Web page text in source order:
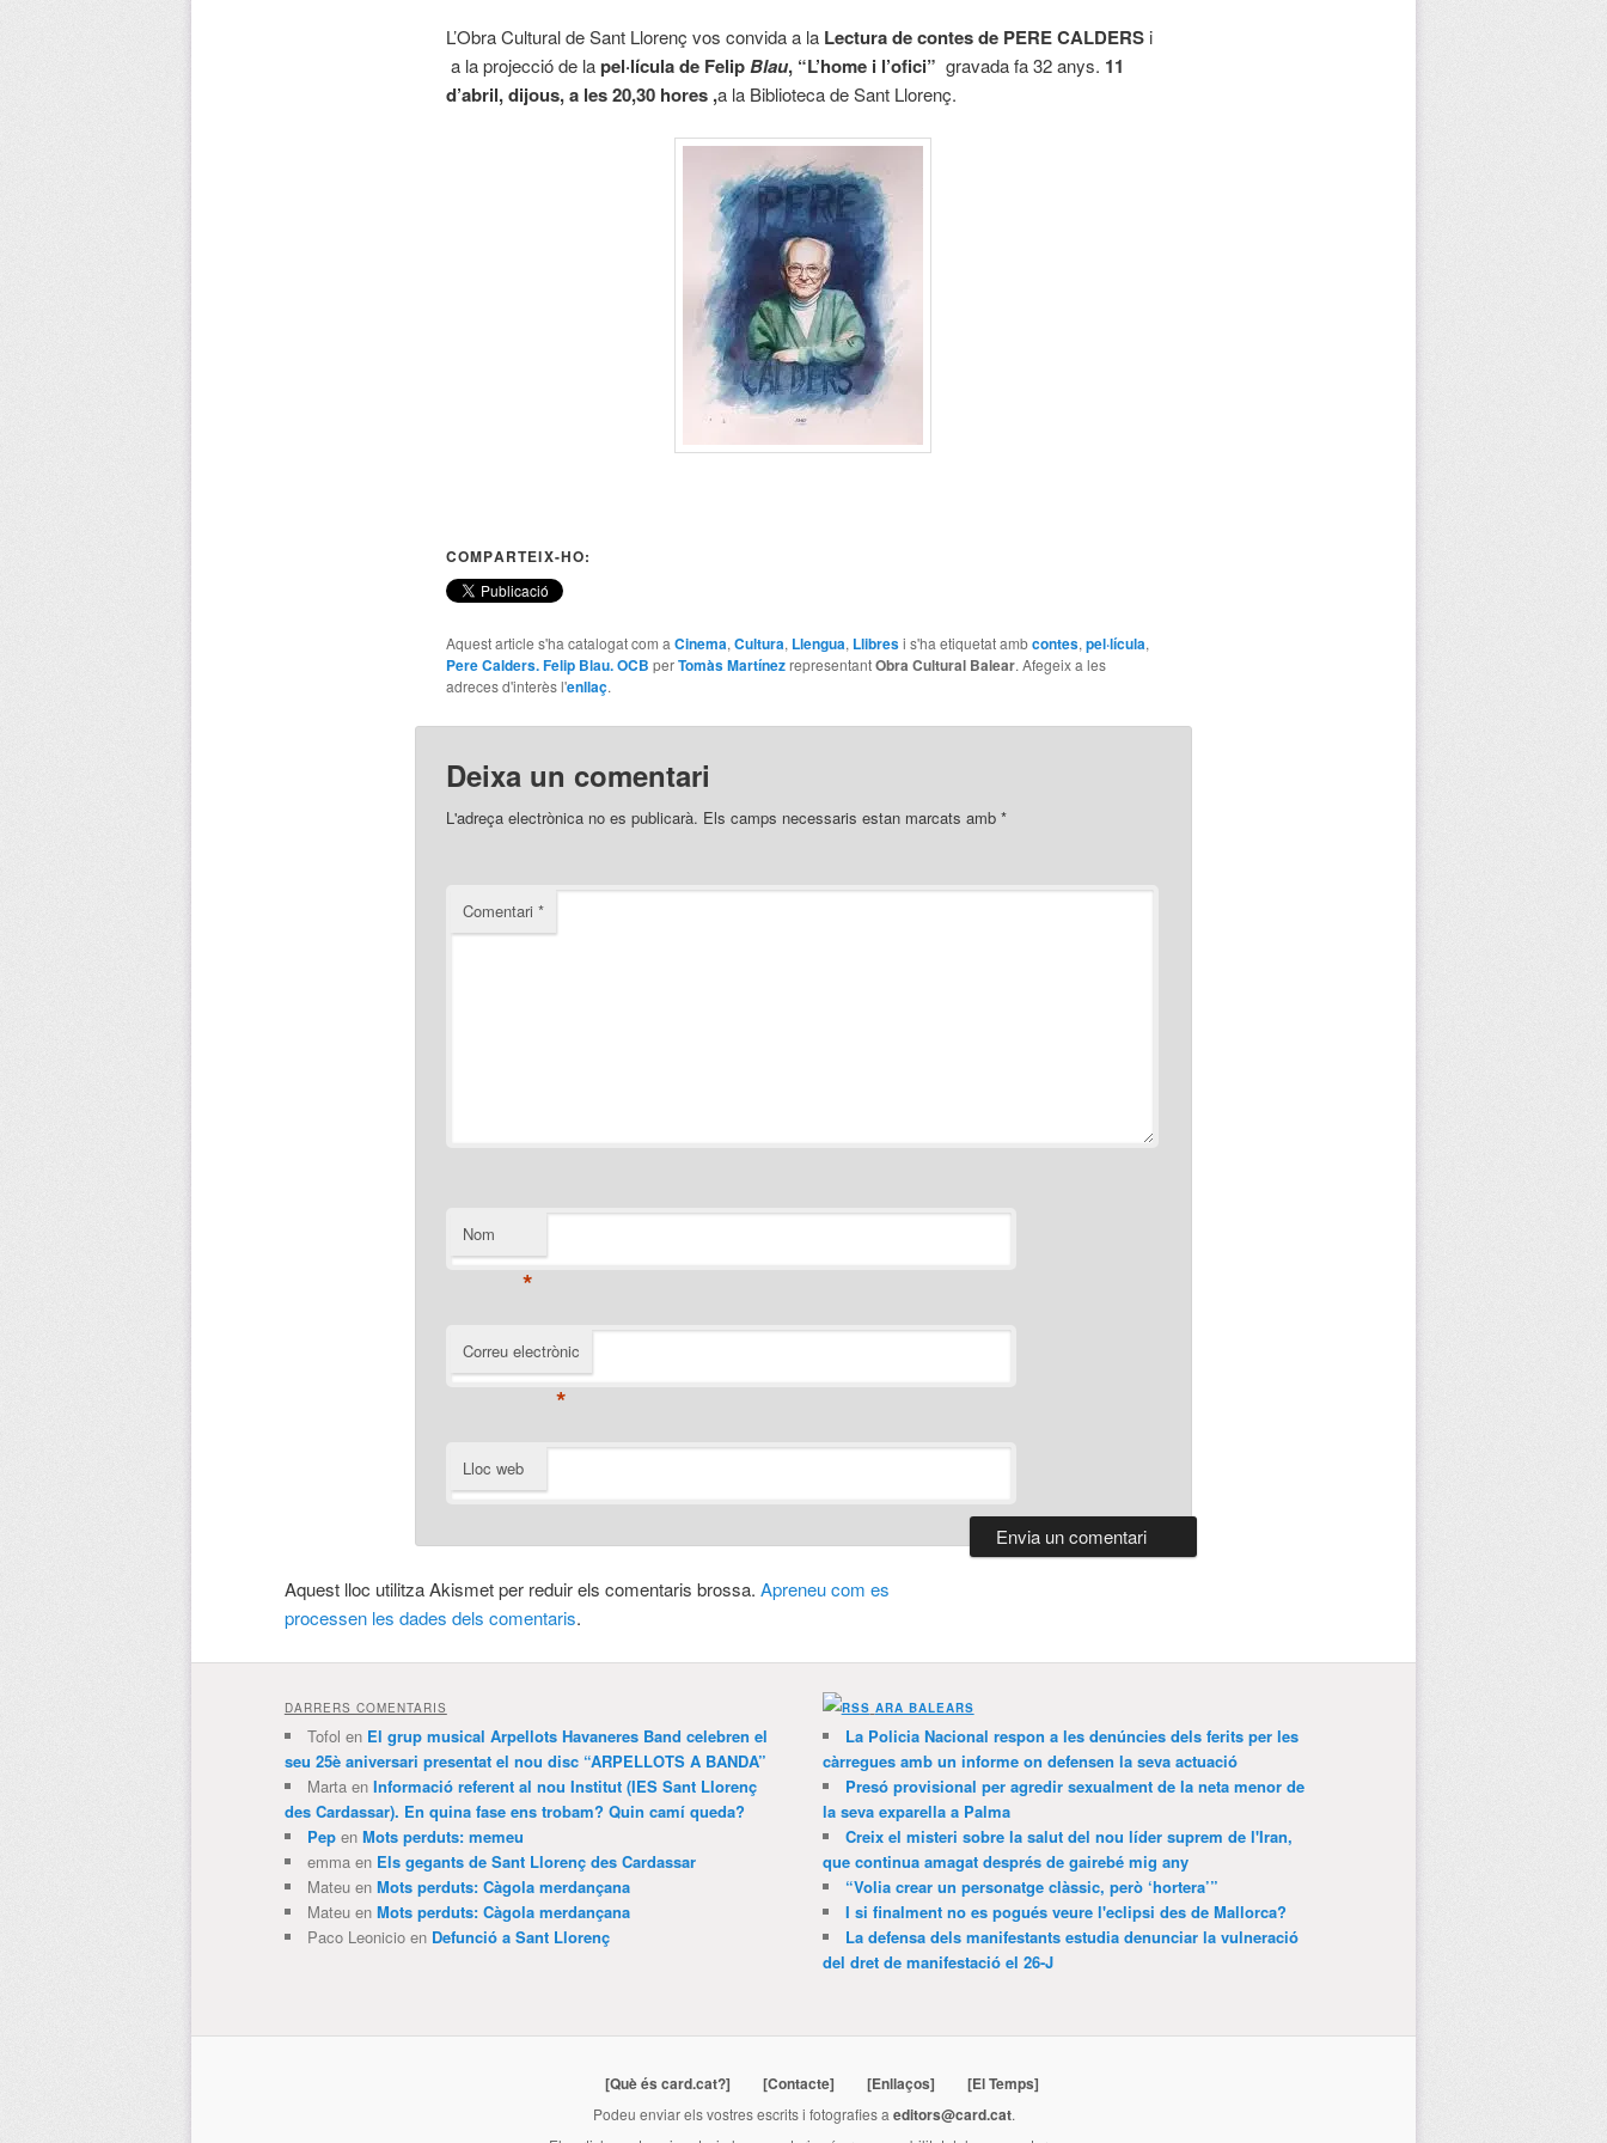
L’Obra Cultural de Sant Llorenç vos convida a la Lectura de contes de PERE CALDERS i
a la projecció de lapel·lícula de FelipBlau, “L’home i l’ofici” gravada fa 32 anys. 11
d’abril, dijous, a les 20,30 hores ,a la Biblioteca de Sant Llorenç.
COMPARTEIX-HO:
Aquest article s'ha catalogat com a Cinema, Cultura, Llengua, Llibresi s'ha etiquetat ambcontes, pel·lícula,
Pere Calders. Felip Blau. OCB perTomàs MartínezrepresentantObra Cultural Balear. Afegeix a les
adreces d'interès l'enllaç.
Deixa un comentari
L'adreça electrònica no es publicarà. Els camps necessaris estan marcats amb *
Comentari *
Nom
*
Correu electrònic
*
Lloc web
Aquest lloc utilitza Akismet per reduir els comentaris brossa. Apreneu com es
processen les dades dels comentaris.
DARRERS COMENTARIS
Tofol en El grup musical Arpellots Havaneres Band celebren el
seu 25è aniversari presentat el nou disc “ARPELLOTS A BANDA”
Martaen Informació referent al nou Institut (IES Sant Llorenç
des Cardassar). En quina fase ens trobam? Quin camí queda?
Pepen Mots perduts: memeu
emmaen Els gegants de Sant Llorenç des Cardassar
Mateuen Mots perduts: Càgola merdançana
Mateuen Mots perduts: Càgola merdançana
Paco Leonicioen Defunció a Sant Llorenç
ARA BALEARS
La Policia Nacional respon a les denúncies dels ferits per les
càrregues amb un informe on defensen la seva actuació
Presó provisional per agredir sexualment de la neta menor de
la seva exparella a Palma
Creix el misteri sobre la salut del nou líder suprem de l'Iran,
que continua amagat després de gairebé mig any
“Volia crear un personatge clàssic, però ‘hortera’”
I si finalment no es pogués veure l'eclipsi des de Mallorca?
La defensa dels manifestants estudia denunciar la vulneració
del dret de manifestació el 26-J
[Què és card.cat?] [Contacte] [Enllaços] [El Temps]
Podeu enviar els vostres escrits i fotografies a editors@card.cat.